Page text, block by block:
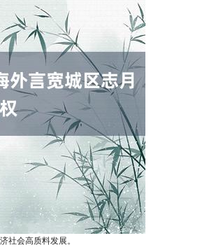
社会高质料发展。